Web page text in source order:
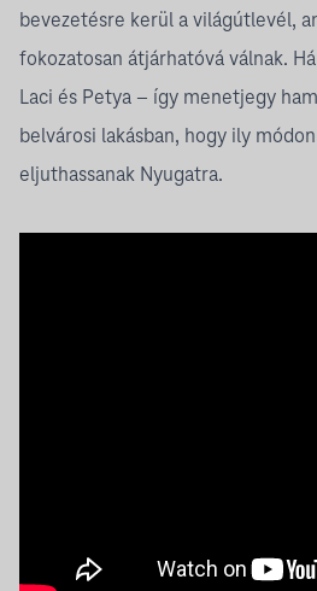
bevezetésre kerül a világútlevél,
fokozatosan átjárhatóvá válnak.
Laci és Petya – így menetjegy
belvárosi lakásban, hogy ily
eljuthassanak Nyugatra.